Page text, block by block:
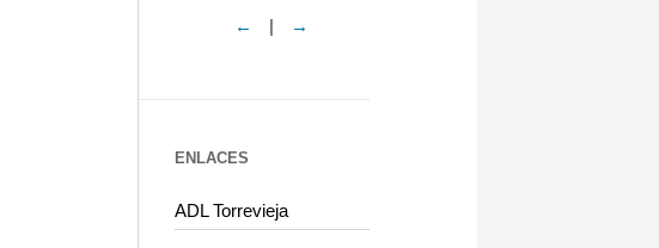
← | →
ENLACES
ADL Torrevieja